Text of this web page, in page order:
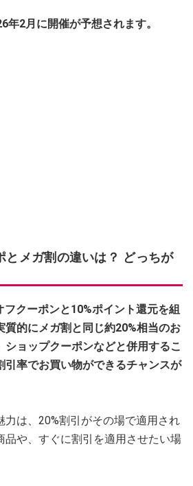
年2月に開催が予想されます。
メガ割の違いは？ どっちが
フクーポンと10%ポイント還元を組
質的にメガ割と同じ約20%相当のお
ショップクーポンなどと併用するこ
引率でお買い物ができるチャンスが
力は、20%割引がその場で適用され
品や、すぐに割引を適用させたい場